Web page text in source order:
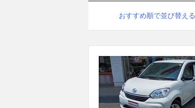
おすすめ順で並び替える